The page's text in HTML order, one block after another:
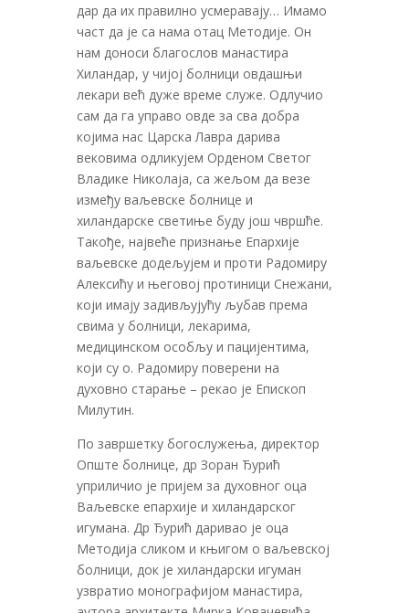
дар да их правилно усмеравају… Имамо
част да је са нама отац Методије. Он
нам доноси благослов манастира
Хиландар, у чијој болници овдашњи
лекари већ дуже време служе. Одлучио
сам да га управо овде за сва добра
којима нас Царска Лавра дарива
вековима одликујем Орденом Светог
Владике Николаја, са жељом да везе
између ваљевске болнице и
хиландарске светиње буду још чвршће.
Такође, највеће признање Епархије
ваљевске додељујем и проти Радомиру
Алексићу и његовој протиници Снежани,
који имају задивљујућу љубав према
свима у болници, лекарима,
медицинском особљу и пацијентима,
који су о. Радомиру поверени на
духовно старање – рекао је Епископ
Милутин.
По завршетку богослужења, директор
Опште болнице, др Зоран Ђурић
уприличио је пријем за духовног оца
Ваљевске епархије и хиландарског
игумана. Др Ђурић даривао је оца
Методија сликом и књигом о ваљевској
болници, док је хиландарски игуман
узвратио монографијом манастира,